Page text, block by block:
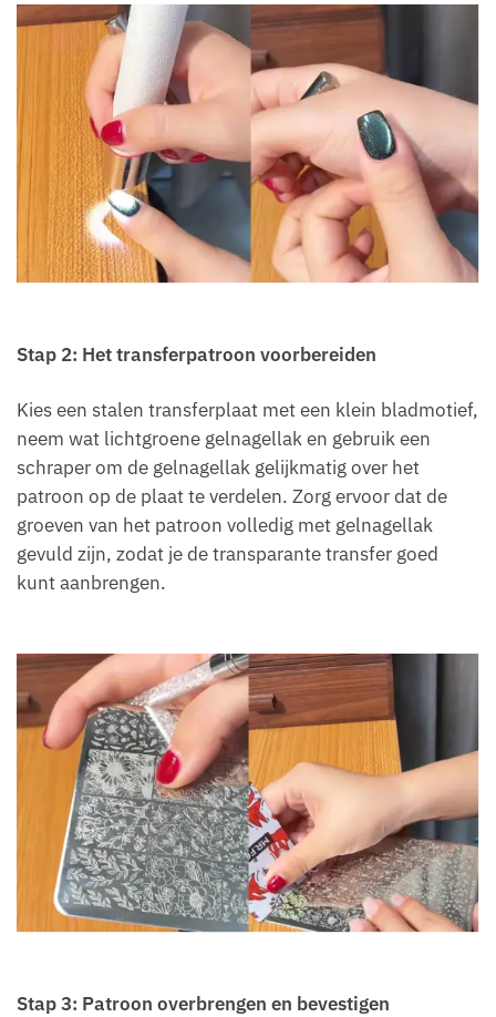
Stap 2: Het transferpatroon voorbereiden
Kies een stalen transferplaat met een klein bladmotief,
neem wat lichtgroene gelnagellak en gebruik een
schraper om de gelnagellak gelijkmatig over het
patroon op de plaat te verdelen. Zorg ervoor dat de
groeven van het patroon volledig met gelnagellak
gevuld zijn, zodat je de transparante transfer goed
kunt aanbrengen.
Stap 3: Patroon overbrengen en bevestigen